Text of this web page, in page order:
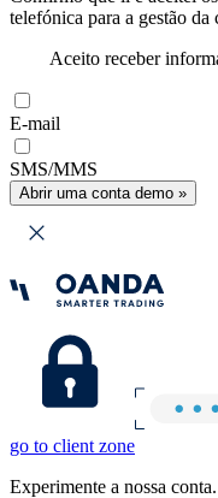
telefónica para a gestão
Aceito receber
E-mail
SMS/MMS
Abrir uma conta demo »
go to client zone
Experimente a nossa conta.